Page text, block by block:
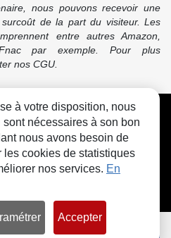
nous pouvons recevoir une
de la part du visiteur. Les
entre autres Amazon,
par exemple. Pour plus
nos CGU.
Contact Cookies
à votre disposition, nous
nécessaires à son bon
nous avons besoin de
les cookies de statistiques
nos services. En
Accepter